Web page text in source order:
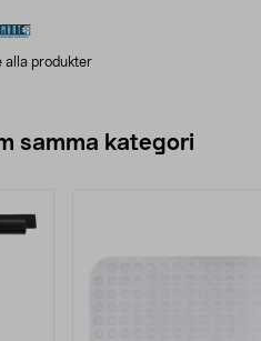
alla produkter
samma kategori